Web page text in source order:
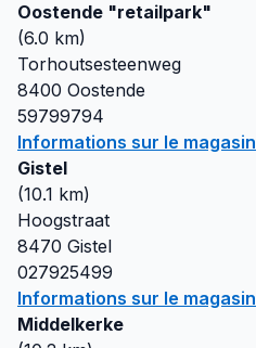
Oostende "retailpark"
(6.0 km)
Torhoutsesteenweg
8400 Oostende
59799794
Informations sur le magasin
Gistel
(10.1 km)
Hoogstraat
8470 Gistel
027925499
Informations sur le magasin
Middelkerke